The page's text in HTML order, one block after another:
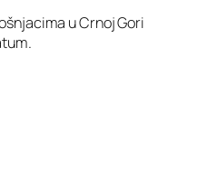
u Crnoj Gori